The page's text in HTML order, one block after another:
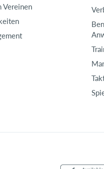
Vereinen